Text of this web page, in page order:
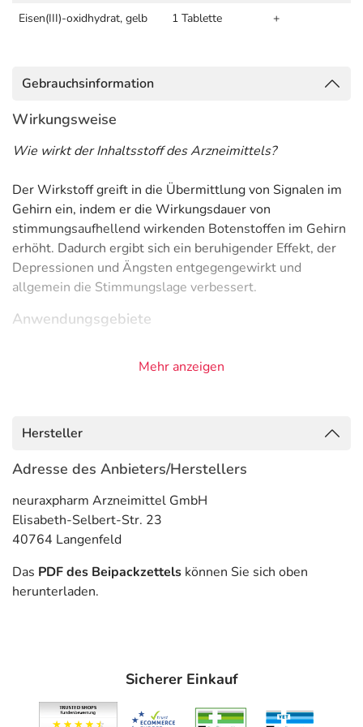
Eisen(III)-oxidhydrat, gelb 1 Tablette +
Gebrauchsinformation
Wirkungsweise
Wie wirkt der Inhaltsstoff des Arzneimittels?
Der Wirkstoff greift in die Übermittlung von Signalen im
Gehirn ein, indem er die Wirkungsdauer von
stimmungsaufhellend wirkenden Botenstoffen im Gehirn
erhöht. Dadurch ergibt sich ein beruhigender Effekt, der
Depressionen und Ängsten entgegengewirkt und
allgemein die Stimmungslage verbessert.
Anwendungsgebiete
Drogenabhängigkeit, vor allem mit Angst, Unruhe,
- Depression, stark ausgeprägt, vor allem mit Angst,
Gegenanzeigen
Was spricht gegen eine Anwendung?
- Überempfindlichkeit gegen die Inhaltsstoffe
- Vergiftungen, z.B. durch Alkohol, Schlaf- und
- Prostatavergrößerung
- Darmverschluss durch eine Darmlähmung
Mehr anzeigen
Hersteller
Adresse des Anbieters/Herstellers
neuraxpharm Arzneimittel GmbH
Elisabeth-Selbert-Str. 23
40764 Langenfeld
Das PDF des Beipackzettels können Sie sich oben
herunterladen.
Sicherer Einkauf